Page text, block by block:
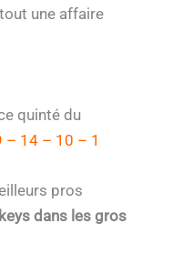
une affaire
quinté du
– 14 – 10 – 1
pros
dans les gros